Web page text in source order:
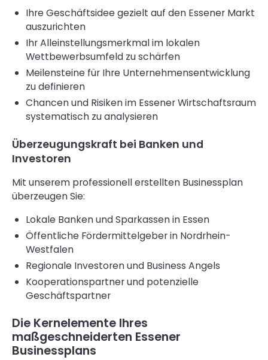
Ihre Geschäftsidee gezielt auf den Essener Markt
auszurichten
Ihr Alleinstellungsmerkmal im lokalen
Wettbewerbsumfeld zu schärfen
Meilensteine für Ihre Unternehmensentwicklung
zu definieren
Chancen und Risiken im Essener Wirtschaftsraum
systematisch zu analysieren
Überzeugungskraft bei Banken und
Investoren
Mit unserem professionell erstellten Businessplan
überzeugen Sie:
Lokale Banken und Sparkassen in Essen
Öffentliche Fördermittelgeber in Nordrhein-
Westfalen
Regionale Investoren und Business Angels
Kooperationspartner und potenzielle
Geschäftspartner
Die Kernelemente Ihres
maßgeschneiderten Essener
Businessplans